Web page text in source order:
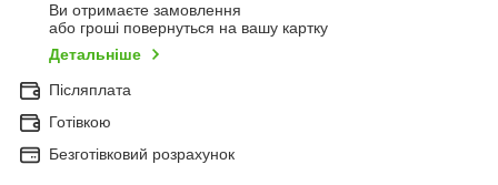
Ви отримаєте замовлення
або гроші повернуться на вашу картку
Детальніше
Післяплата
Готівкою
Безготівковий розрахунок